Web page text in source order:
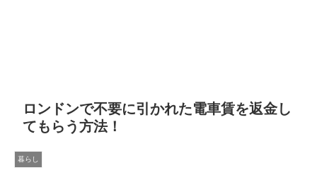
ロンドンで不要に引かれた電車賃を返金し
てもらう方法！
暮らし